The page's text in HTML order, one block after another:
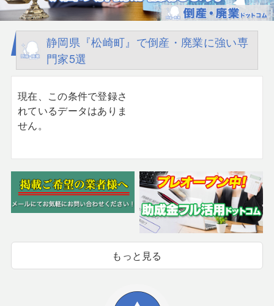
静岡県『松崎町』で倒産・廃業に強い専
門家5選
現在、この条件で登録さ
れているデータはありま
せん。
もっと見る